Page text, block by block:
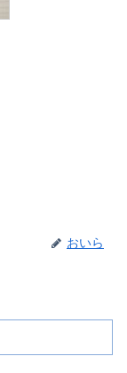
おいら